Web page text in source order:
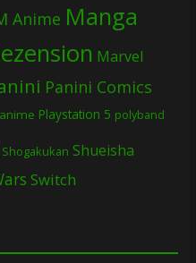
Anime Manga
Marvel
Panini Comics
Playstation 5 polyband
Shogakukan Shueisha
Switch